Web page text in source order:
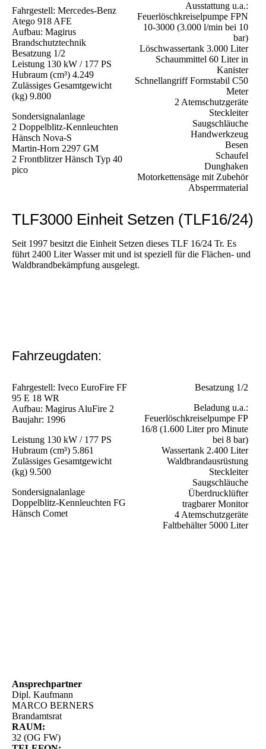
Fahrgestell: Mercedes-Benz
Atego 918 AFE
Aufbau: Magirus
Brandschutztechnik
Besatzung 1/2
Leistung 130 kW / 177 PS
Hubraum (cm³) 4.249
Zulässiges Gesamtgewicht
(kg) 9.800
Sondersignalanlage
2 Doppelblitz-Kennleuchten
Hänsch Nova-S
Martin-Horn 2297 GM
2 Frontblitzer Hänsch Typ 40
pico
Ausstattung u.a.:
Feuerlöschkreiselpumpe FPN
10-3000 (3.000 l/min bei 10
bar)
Löschwassertank 3.000 Liter
Schaummittel 60 Liter in
Kanister
Schnellangriff Formstabil C50
Meter
2 Atemschutzgeräte
Steckleiter
Saugschläuche
Handwerkzeug
Besen
Schaufel
Dunghaken
Motorkettensäge mit Zubehör
Absperrmaterial
TLF3000 Einheit Setzen (TLF16/24)
Seit 1997 besitzt die Einheit Setzen dieses TLF 16/24 Tr. Es
führt 2400 Liter Wasser mit und ist speziell für die Flächen- und
Waldbrandbekämpfung ausgelegt.
Fahrzeugdaten:
Fahrgestell: Iveco EuroFire FF
95 E 18 WR
Aufbau: Magirus AluFire 2
Baujahr: 1996
Leistung 130 kW / 177 PS
Hubraum (cm³) 5.861
Zulässiges Gesamtgewicht
(kg) 9.500
Sondersignalanlage
Doppelblitz-Kennleuchten FG
Hänsch Comet
Besatzung 1/2
Beladung u.a.:
Feuerlöschkreiselpumpe FP
16/8 (1.600 Liter pro Minute
bei 8 bar)
Wassertank 2.400 Liter
Waldbrandausrüstung
Steckleiter
Saugschläuche
Überdrucklüfter
tragbarer Monitor
4 Atemschutzgeräte
Faltbehälter 5000 Liter
Ansprechpartner
Dipl. Kaufmann
MARCO BERNERS
Brandamtsrat
RAUM:
32 (OG FW)